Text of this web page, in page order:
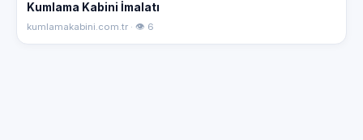
Kumlama Kabini İmalatı
kumlamakabini.com.tr · 👁 6